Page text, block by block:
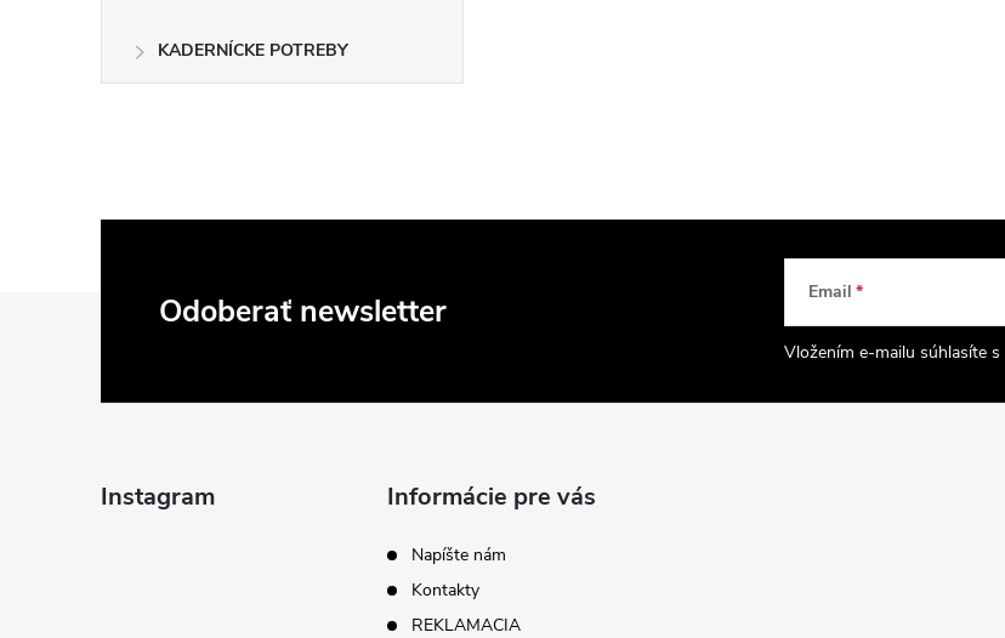
KADERNÍCKE POTREBY
Odoberať newsletter Email
Vložením e-mailu súhlasíte s
Instagram Informácie pre vás
Napíšte nám
Kontakty
REKLAMACIA